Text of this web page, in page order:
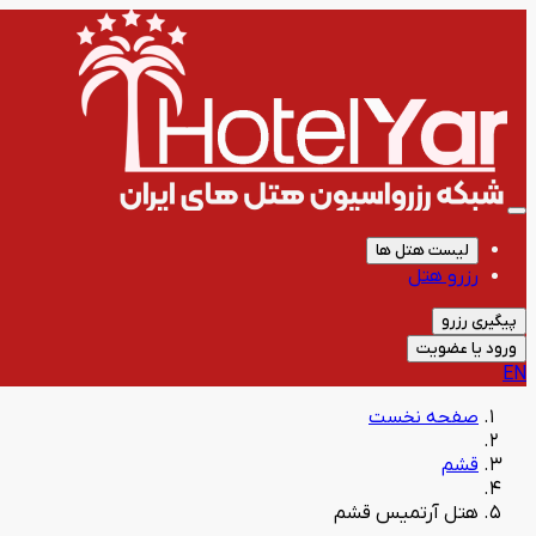
لیست هتل ها
رزرو هتل
پیگیری رزرو
ورود یا عضویت
EN
صفحه نخست
قشم
هتل آرتمیس قشم